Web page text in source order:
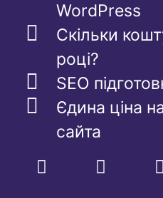
WordPress
Скільки
році?
SEO
Єдина ціна
сайта